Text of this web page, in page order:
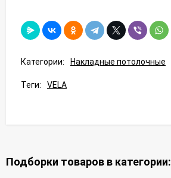
Категории: Накладные потолочные
Теги: VELA
Подборки товаров в категории: